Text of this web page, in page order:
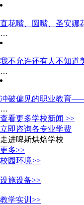
直花嘴、圆嘴、圣安娜
…
我不允许还有人不知道
…
冲破偏见的职业教育
…
查看更多学校新闻 >>
立即咨询各专业学费
走进啤斯烘焙学校
更多>>
校园环境>>
设施设备>>
教学实训>>